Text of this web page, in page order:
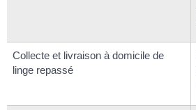
Collecte et livraison à domicile de
linge repassé